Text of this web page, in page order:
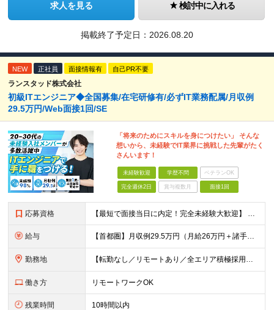
求人を見る 検討中に入れる
掲載終了予定日： 2026.08.20
NEW 正社員 面接情報有 自己PR不要
ランスタッド株式会社
初級ITエンジニア◆全国募集/在宅研修有/必ずIT業務配属/月収例
29.5万円/Web面接1回/SE
「将来のためにスキルを身につけたい」 そんな
想いから、未経験でIT業界に挑戦した先輩がたく
さんいます！
未経験歓迎 学歴不問 ベテランOK
完全週休2日 賞与複数月 面接1回
応募資格 【最短で面接当日に内定！完全未経験大歓迎】 ・業種／職種未経験歓迎 ・社会人デビュー、第二新卒、既卒者大歓迎 ・学歴不問（文系、理系不問） ・20代～30代、男女問わず活躍中 ・服装、髪色自由 ・明確
給与 【首都圏】月収例29.5万円（月給26万円＋諸手当） 【東海・関西】月収例28.5万円（月給25万円＋諸手当） 【九州】月収例26万円（月給23万円＋諸手当） ※経験・スキル・前職給与を踏まえ、総合
勤務地 【転勤なし／リモートあり／全エリア積極採用中】 ・大手企業のプロジェクトが中心 ・勤務エリアは希望を考慮し決定 ・研修はリモートメインで実施します ・U&Iターンの方も大歓迎◎ ＜主なエリア＞ ■首
働き方 リモートワークOK
残業時間 10時間以内